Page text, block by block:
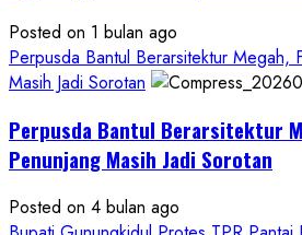
Diduga
Hanya
Separuhnya
Cair
ke
Ketum
Posted on 1 bulan ago
Perpusda Bantul Berarsitektur Megah,
Masih Jadi Sorotan
Perpusda Bantul Berarsitektur
Penunjang Masih Jadi Sorotan
Posted on 4 bulan ago